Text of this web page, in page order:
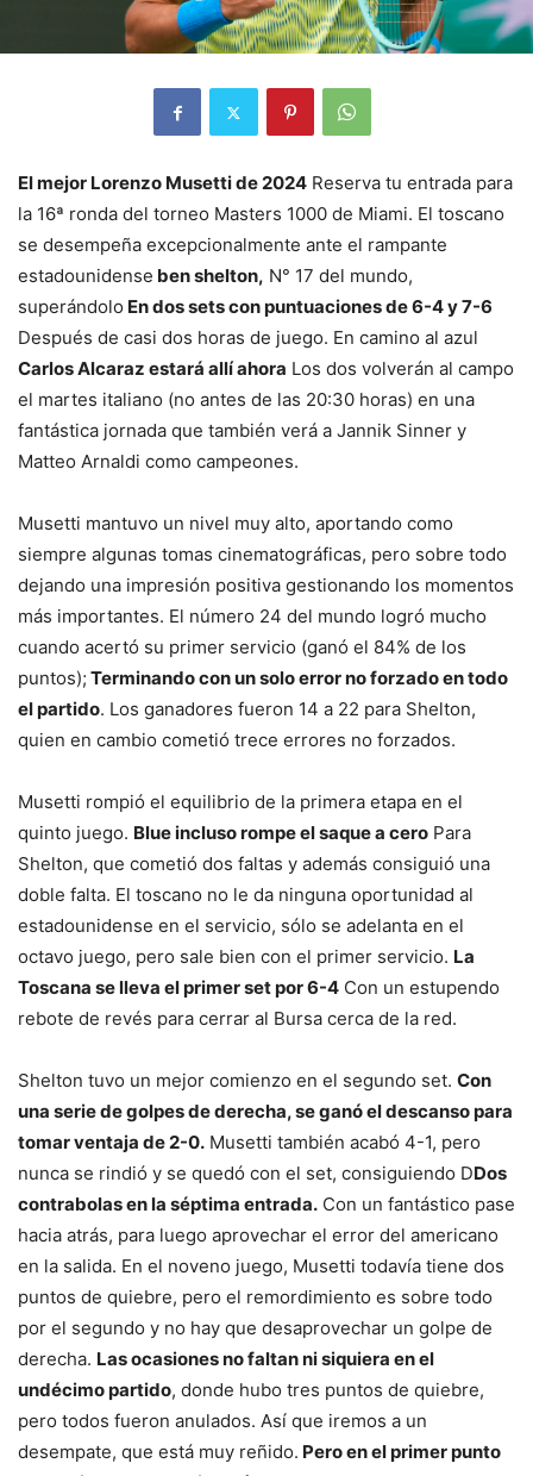
El mejor Lorenzo Musetti de 2024 Reserva tu entrada para
la 16ª ronda del torneo Masters 1000 de Miami. El toscano
se desempeña excepcionalmente ante el rampante
estadounidense ben shelton, N° 17 del mundo,
superándolo En dos sets con puntuaciones de 6-4 y 7-6
Después de casi dos horas de juego. En camino al azul
Carlos Alcaraz estará allí ahora Los dos volverán al campo
el martes italiano (no antes de las 20:30 horas) en una
fantástica jornada que también verá a Jannik Sinner y
Matteo Arnaldi como campeones.
Musetti mantuvo un nivel muy alto, aportando como
siempre algunas tomas cinematográficas, pero sobre todo
dejando una impresión positiva gestionando los momentos
más importantes. El número 24 del mundo logró mucho
cuando acertó su primer servicio (ganó el 84% de los
puntos); Terminando con un solo error no forzado en todo
el partido. Los ganadores fueron 14 a 22 para Shelton,
quien en cambio cometió trece errores no forzados.
Musetti rompió el equilibrio de la primera etapa en el
quinto juego. Blue incluso rompe el saque a cero Para
Shelton, que cometió dos faltas y además consiguió una
doble falta. El toscano no le da ninguna oportunidad al
estadounidense en el servicio, sólo se adelanta en el
octavo juego, pero sale bien con el primer servicio. La
Toscana se lleva el primer set por 6-4 Con un estupendo
rebote de revés para cerrar al Bursa cerca de la red.
Shelton tuvo un mejor comienzo en el segundo set. Con
una serie de golpes de derecha, se ganó el descanso para
tomar ventaja de 2-0. Musetti también acabó 4-1, pero
nunca se rindió y se quedó con el set, consiguiendo DDos
contrabolas en la séptima entrada. Con un fantástico pase
hacia atrás, para luego aprovechar el error del americano
en la salida. En el noveno juego, Musetti todavía tiene dos
puntos de quiebre, pero el remordimiento es sobre todo
por el segundo y no hay que desaprovechar un golpe de
derecha. Las ocasiones no faltan ni siquiera en el
undécimo partido, donde hubo tres puntos de quiebre,
pero todos fueron anulados. Así que iremos a un
desempate, que está muy reñido. Pero en el primer punto